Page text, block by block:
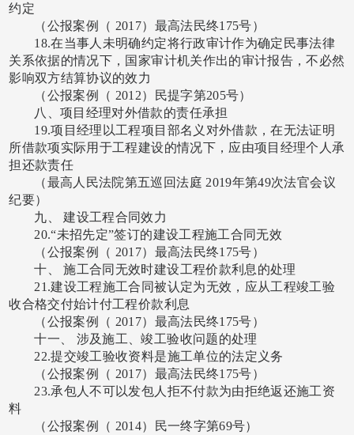
约定
（公报案例（ 2017）最高法民终175号）
18.在当事人未明确约定将行政审计作为确定民事法律
关系依据的情况下，国家审计机关作出的审计报告，不必然
影响双方结算协议的效力
（公报案例（ 2012）民提字第205号）
八、项目经理对外借款的责任承担
19.项目经理以工程项目部名义对外借款，在无法证明
所借款项实际用于工程建设的情况下，应由项目经理个人承
担还款责任
（最高人民法院第五巡回法庭 2019年第49次法官会议
纪要）
九、建设工程合同效力
20.“未招先定”签订的建设工程施工合同无效
（公报案例（ 2017）最高法民终175号）
十、施工合同无效时建设工程价款利息的处理
21.建设工程施工合同被认定为无效，应从工程竣工验
收合格交付始计付工程价款利息
（公报案例（ 2017）最高法民终175号）
十一、 涉及施工、竣工验收问题的处理
22.提交竣工验收资料是施工单位的法定义务
（公报案例（ 2017）最高法民终175号）
23.承包人不可以发包人拒不付款为由拒绝返还施工资
料
（公报案例（ 2014）民一终字第69号）